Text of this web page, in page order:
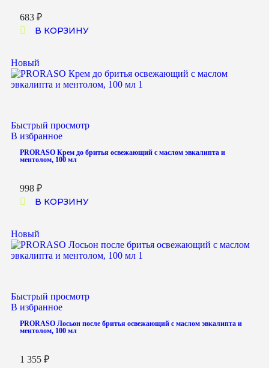
683 ₽
В КОРЗИНУ
Новый
Быстрый просмотр
В избранное
PRORASO Крем до бритья освежающий с маслом эвкалипта и
ментолом, 100 мл
998 ₽
В КОРЗИНУ
Новый
Быстрый просмотр
В избранное
PRORASO Лосьон после бритья освежающий с маслом эвкалипта и
ментолом, 100 мл
1 355 ₽